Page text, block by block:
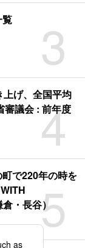
3
覧
4
げ、全国平均
議会 : 前年度
5
で220年の時を
・長谷）